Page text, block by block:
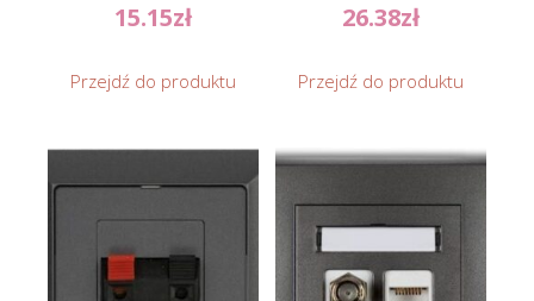
15.15zł
Przejdź do produktu
26.38zł
Przejdź do produktu